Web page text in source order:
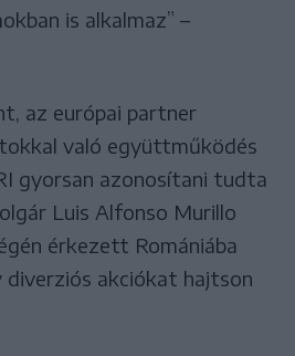
is alkalmaz” –
az európai partner
való együttműködés
gyorsan azonosítani tudta
Luis Alfonso Murillo
érkezett Romániába
diverziós akciókat hajtson